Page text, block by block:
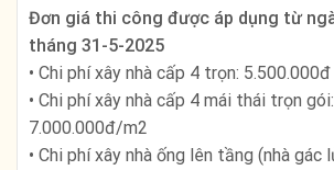
Đơn giá thi công được áp dụng từ
tháng 31-5-2025
• Chi phí xây nhà cấp 4 trọn:
• Chi phí xây nhà cấp 4 mái thái trọn
7.000.000đ/m2
• Chi phí xây nhà ống lên tầng (nhà gác